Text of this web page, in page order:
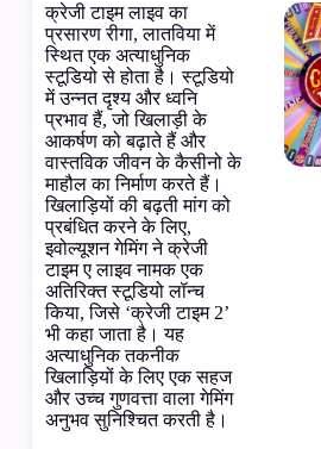
क्रेजी टाइम लाइव का
प्रसारण रीगा, लातविया में
स्थित एक अत्याधुनिक
स्टूडियो से होता है। स्टूडियो
में उन्नत दृश्य और ध्वनि
प्रभाव हैं, जो खिलाड़ी के
आकर्षण को बढ़ाते हैं और
वास्तविक जीवन के कैसीनो के
माहौल का निर्माण करते हैं।
खिलाड़ियों की बढ़ती मांग को
प्रबंधित करने के लिए,
इवोल्यूशन गेमिंग ने क्रेजी
टाइम ए लाइव नामक एक
अतिरिक्त स्टूडियो लॉन्च
किया, जिसे ‘क्रेजी टाइम 2’
भी कहा जाता है। यह
अत्याधुनिक तकनीक
खिलाड़ियों के लिए एक सहज
और उच्च गुणवत्ता वाला गेमिंग
अनुभव सुनिश्चित करती है।